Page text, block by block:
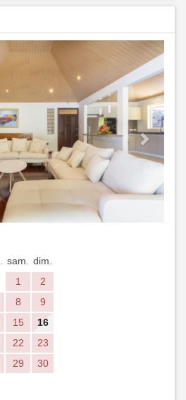
Next
sam.
dim.
1
2
8
9
15
16
22
23
29
30